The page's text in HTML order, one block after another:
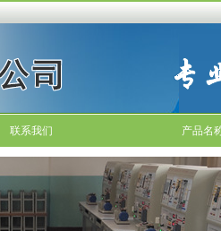
联系我们 产品名